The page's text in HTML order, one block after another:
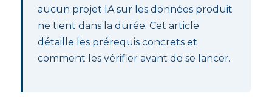
aucun projet IA sur les données produit
ne tient dans la durée. Cet article
détaille les prérequis concrets et
comment les vérifier avant de se lancer.